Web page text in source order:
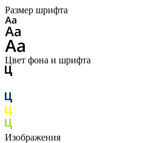
Размер шрифта
Цвет фона и шрифта
Изображения